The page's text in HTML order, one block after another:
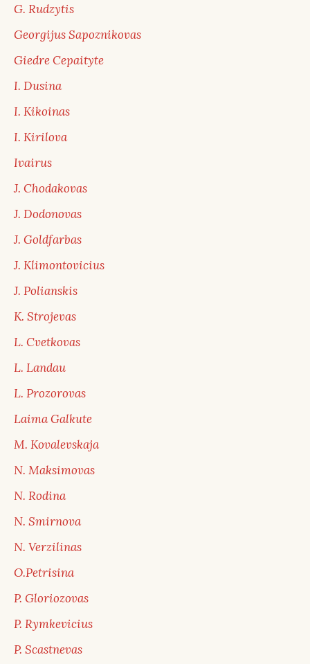
G. Rudzytis
Georgijus Sapoznikovas
Giedre Cepaityte
I. Dusina
I. Kikoinas
I. Kirilova
Ivairus
J. Chodakovas
J. Dodonovas
J. Goldfarbas
J. Klimontovicius
J. Polianskis
K. Strojevas
L. Cvetkovas
L. Landau
L. Prozorovas
Laima Galkute
M. Kovalevskaja
N. Maksimovas
N. Rodina
N. Smirnova
N. Verzilinas
O.Petrisina
P. Gloriozovas
P. Rymkevicius
P. Scastnevas